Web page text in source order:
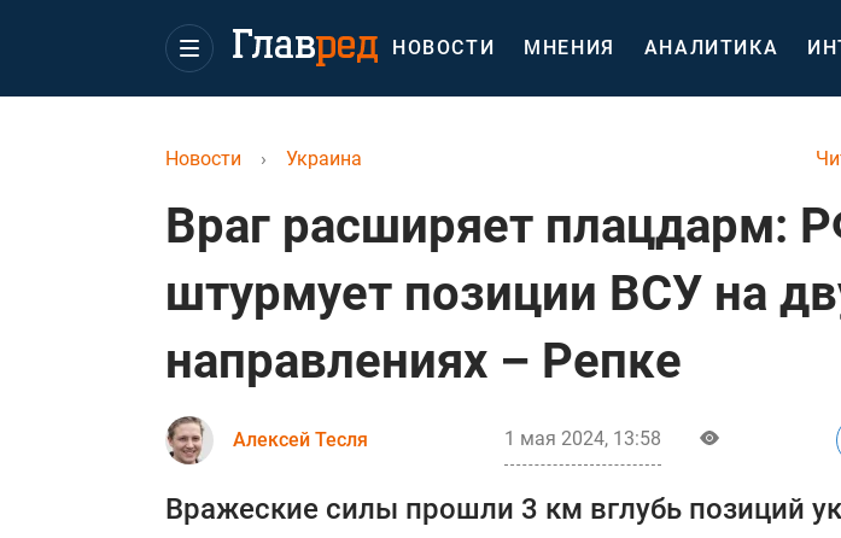
НОВОСТИ МНЕНИЯ АНАЛИТИКА
Новости › Украина
Враг расширяет плацдарм:
штурмует позиции ВСУ на
направлениях – Репке
Алексей Тесля 1 мая 2024, 13:58
Вражеские силы прошли 3 км вглубь позиций